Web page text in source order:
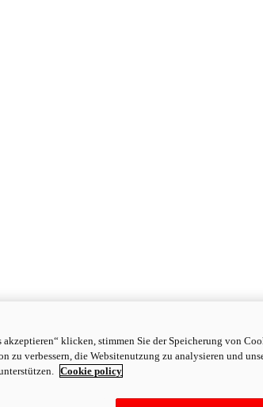
klicken, stimmen Sie der Speicherung von
zu verbessern, die Websitenutzung zu analysieren und
Cookie policy